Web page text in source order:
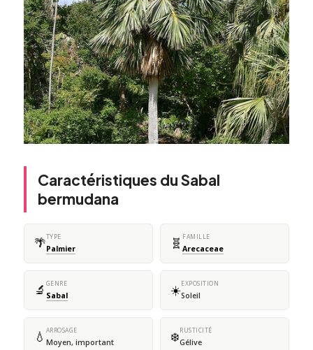
Caractéristiques du Sabal
bermudana
🌴TYPE
Palmier 🧬 FAMILLE
Arecaceae
🔬 GENRE
Sabal ☀️EXPOSITION
Soleil
💧 ARROSAGE
Moyen, important ❄️RUSTICITÉ
Gélive